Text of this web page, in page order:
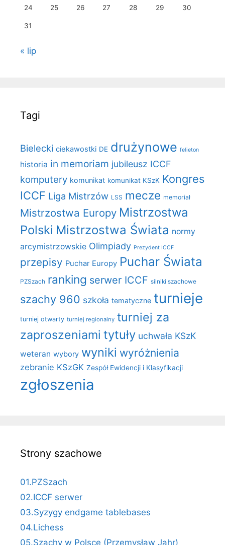
24 25 26 27 28 29 30
31
« lip
Tagi
Bielecki ciekawostki DE drużynowe felieton
historia in memoriam jubileusz ICCF
komputery komunikat komunikat KSzK Kongres
ICCF Liga Mistrzów LSS mecze memoriał
Mistrzostwa Europy Mistrzostwa
Polski Mistrzostwa Świata normy
arcymistrzowskie Olimpiady Prezydent ICCF
przepisy Puchar Europy Puchar Świata
PZSzach ranking serwer ICCF silniki szachowe
szachy 960 szkoła tematyczne turnieje
turniej otwarty turniej regionalny turniej za
zaproszeniami tytuły uchwała KSzK
weteran wybory wyniki wyróżnienia
zebranie KSzGK Zespół Ewidencji i Klasyfikacji
zgłoszenia
Strony szachowe
01.PZSzach
02.ICCF serwer
03.Syzygy endgame tablebases
04.Lichess
05.Szachy w Polsce (Przemysław Jahr)